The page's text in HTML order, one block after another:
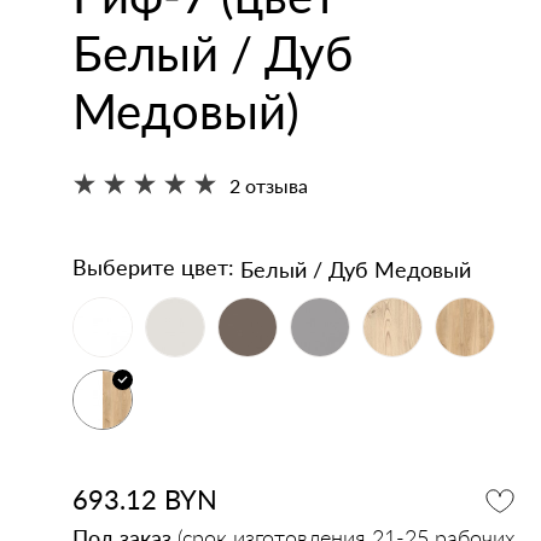
Белый / Дуб
Медовый)
2 отзыва
Выберите цвет: Белый / Дуб Медовый
693.12 BYN